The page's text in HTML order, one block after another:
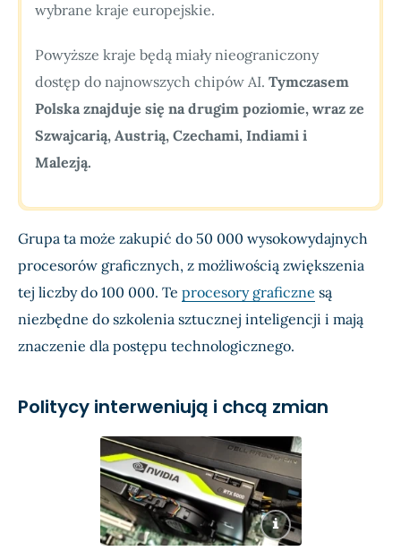
wybrane kraje europejskie.
Powyższe kraje będą miały nieograniczony
dostęp do najnowszych chipów AI. Tymczasem
Polska znajduje się na drugim poziomie, wraz ze
Szwajcarią, Austrią, Czechami, Indiami i
Malezją.
Grupa ta może zakupić do 50 000 wysokowydajnych
procesorów graficznych, z możliwością zwiększenia
tej liczby do 100 000. Te procesory graficzne są
niezbędne do szkolenia sztucznej inteligencji i mają
znaczenie dla postępu technologicznego.
Politycy interweniują i chcą zmian